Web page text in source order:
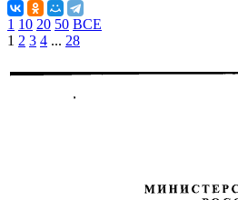
1 10 20 50 ВСЕ
1 2 3 4 ... 28